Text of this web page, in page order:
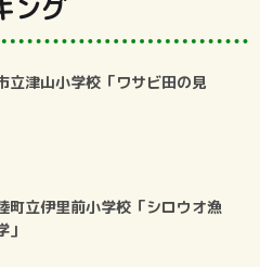
ング
立津山小学校「ワサビ田の見
町立伊里前小学校「シロウオ漁
」